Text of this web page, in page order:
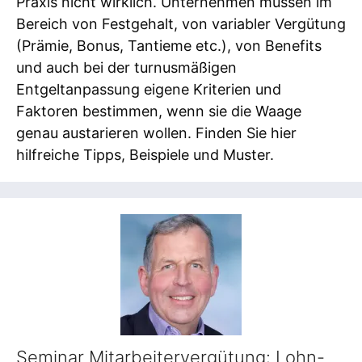
Bereich von Festgehalt, von variabler Vergütung
(Prämie, Bonus, Tantieme etc.), von Benefits
und auch bei der turnusmäßigen
Entgeltanpassung eigene Kriterien und
Faktoren bestimmen, wenn sie die Waage
genau austarieren wollen. Finden Sie hier
hilfreiche Tipps, Beispiele und Muster.
Seminar Mitarbeitervergütung: Lohn-